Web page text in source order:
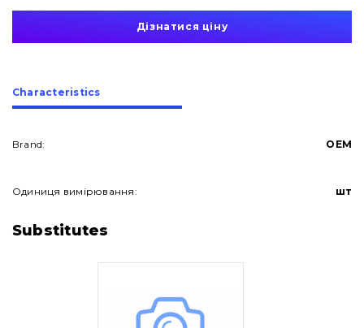
About Us
Дізнатися ціну
Сharacteristics
Brand: OEM
Одиниця вимірювання: шт
Substitutes